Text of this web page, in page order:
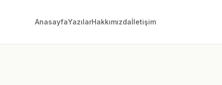
AnasayfaYazılarHakkımızdaİletişim